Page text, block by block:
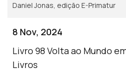
Daniel Jonas, edição E-Primatur
8 Nov, 2024
Livro 98 Volta ao Mundo
Livros